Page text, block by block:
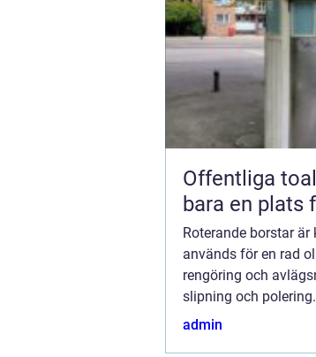
Offentliga toaletter
bara en plats
Roterande borstar
används för en rad
rengöring och
slipning och
kommer vi att
admin